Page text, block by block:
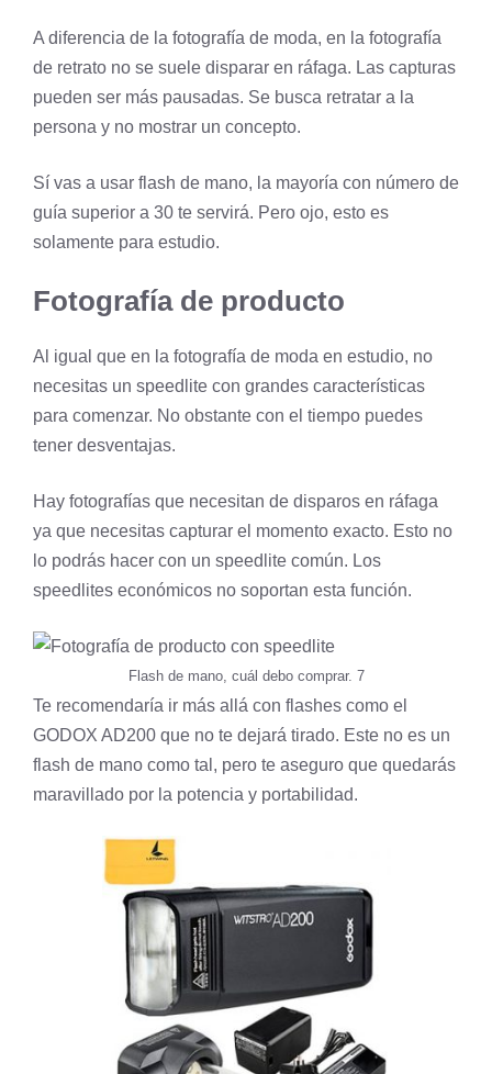
A diferencia de la fotografía de moda, en la fotografía
de retrato no se suele disparar en ráfaga. Las capturas
pueden ser más pausadas. Se busca retratar a la
persona y no mostrar un concepto.
Sí vas a usar flash de mano, la mayoría con número de
guía superior a 30 te servirá. Pero ojo, esto es
solamente para estudio.
Fotografía de producto
Al igual que en la fotografía de moda en estudio, no
necesitas un speedlite con grandes características
para comenzar. No obstante con el tiempo puedes
tener desventajas.
Hay fotografías que necesitan de disparos en ráfaga
ya que necesitas capturar el momento exacto. Esto no
lo podrás hacer con un speedlite común. Los
speedlites económicos no soportan esta función.
Flash de mano, cuál debo comprar. 7
Te recomendaría ir más allá con flashes como el
GODOX AD200 que no te dejará tirado. Este no es un
flash de mano como tal, pero te aseguro que quedarás
maravillado por la potencia y portabilidad.